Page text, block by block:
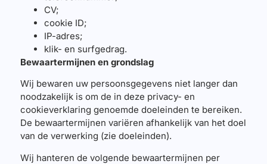
CV;
cookie ID;
IP-adres;
klik- en surfgedrag.
Bewaartermijnen en grondslag
Wij bewaren uw persoonsgegevens niet langer dan
noodzakelijk is om de in deze privacy- en
cookieverklaring genoemde doeleinden te bereiken.
De bewaartermijnen variëren afhankelijk van het doel
van de verwerking (zie doeleinden).
Wij hanteren de volgende bewaartermijnen per